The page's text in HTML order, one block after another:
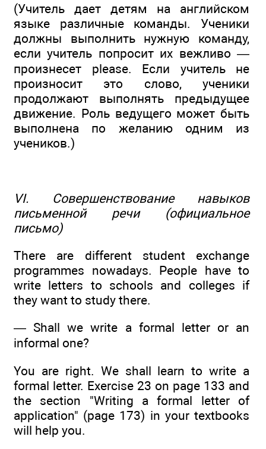
(Учитель дает детям на английском
языке различные команды. Ученики
должны выполнить нужную команду,
если учитель попросит их вежливо —
произнесет please. Если учитель не
произносит это слово, ученики
продолжают выполнять предыдущее
движение. Роль ведущего может быть
выполнена по желанию одним из
учеников.)
VI. Совершенствование навыков
письменной речи (официальное
письмо)
There are different student exchange
programmes nowadays. People have to
write letters to schools and colleges if
they want to study there.
— Shall we write a formal letter or an
informal one?
You are right. We shall learn to write a
formal letter. Exercise 23 on page 133 and
the section "Writing a formal letter of
application" (page 173) in your textbooks
will help you.